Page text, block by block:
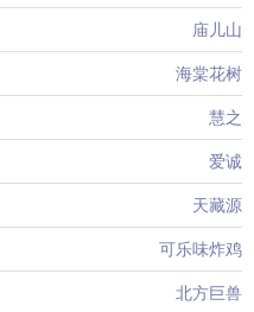
庙儿山
海棠花树
慧之
爱诚
天藏源
可乐味炸鸡
北方巨兽